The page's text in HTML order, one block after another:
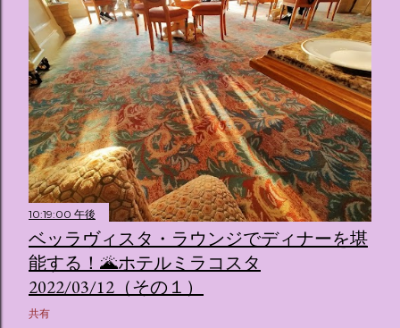
されています。その魅力をいくつかのかたまりに分けてご紹
介します。 🔑 1. コンセプトは「サンリオキャラが考える夢
のホテル」 デジタルメディア技術で世界的に知られるクリエ
イティブプロダクション「d'strict」が手掛けており、五感を
刺激する美しいデジタルアートとストーリー性の高い全11の
テーマブースで構成されています。 チェックインからスター
ト ：ピンクを基調とした華やかなエントランスロビーでルー
ムキーを受け取り、まるでホテルに滞在するかのような没入
感を味わいながら進んでいきます。ロビーではお花をまとっ
たポムポムプリンが出迎えてくれます。 幻想的な共有スペー
ス ：きらめく光に満ちたガーデンや、美しいボールルーム
（舞踏会）、さらには本物の砂を使ったピンク色の美しいビ
ーチ（ポチャッコの隣に座れるエリア）など、写真映え間違
いなしの空間が広がります。 🛌 2. 個性あふれる「9つの客室
（テーマルーム）」 イベントの目玉となるのが、サンリオの
人気キャラクターたちがそれぞれの“好き”や理想を詰め込ん
10:19:00 午後
ベッラヴィスタ・ラウンジでディナーを堪
能する！🌋ホテルミラコスタ
2022/03/12（その１）
共有